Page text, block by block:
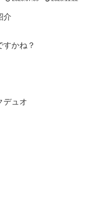
介
すかね？
デュオ